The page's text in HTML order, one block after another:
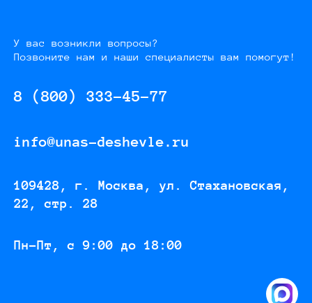
У вас возникли вопросы?
Позвоните нам и наши специалисты вам помогут!
8 (800) 333-45-77
info@unas-deshevle.ru
109428, г. Москва, ул. Стахановская,
22, стр. 28
Пн-Пт, с 9:00 до 18:00